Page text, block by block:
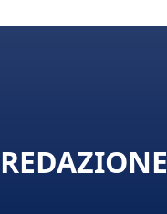
REDAZIONE